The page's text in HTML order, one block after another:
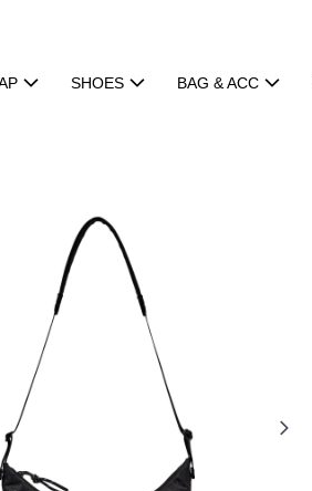
SHOES BAG & ACC